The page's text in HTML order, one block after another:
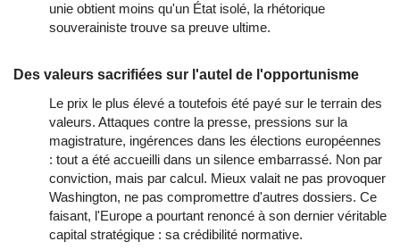
unie obtient moins qu'un État isolé, la rhétorique
souverainiste trouve sa preuve ultime.
Des valeurs sacrifiées sur l'autel de l'opportunisme
Le prix le plus élevé a toutefois été payé sur le terrain des
valeurs. Attaques contre la presse, pressions sur la
magistrature, ingérences dans les élections européennes
: tout a été accueilli dans un silence embarrassé. Non par
conviction, mais par calcul. Mieux valait ne pas provoquer
Washington, ne pas compromettre d'autres dossiers. Ce
faisant, l'Europe a pourtant renoncé à son dernier véritable
capital stratégique : sa crédibilité normative.